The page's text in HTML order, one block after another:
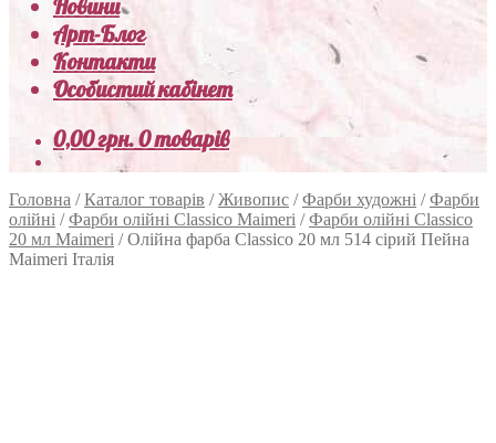
Новини
Арт-Блог
Контакти
Особистий кабінет
0,00грн.0 товарів
Головна /Каталог товарів /Живопис /Фарби художні /Фарби
олійні /Фарби олійні Classico Maimeri /Фарби олійні Classico
20 мл Maimeri /Олійна фарба Classico 20 мл 514 сірий Пейна
Maimeri Італія